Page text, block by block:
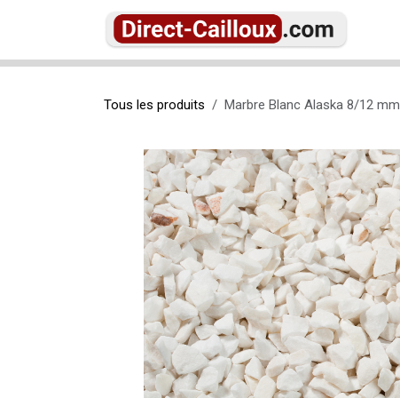
Se rendre au contenu
Tous les produits Marbre Blanc Alaska 8/12 mm